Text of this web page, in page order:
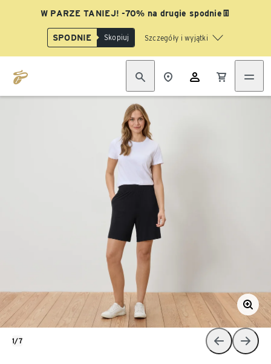
W PARZE TANIEJ! -70% na drugie spodnie👖
SPODNIE Skopiuj Szczegóły i wyjątki
1/7